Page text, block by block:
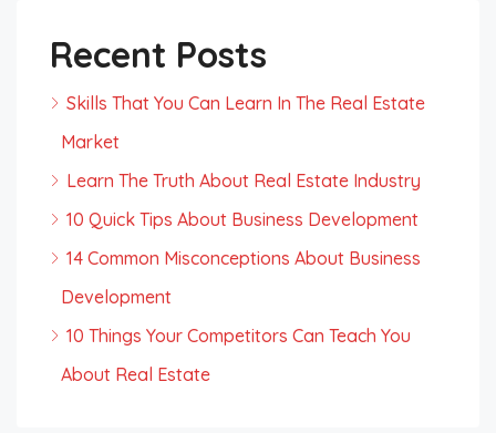
Recent Posts
Skills That You Can Learn In The Real Estate
Market
Learn The Truth About Real Estate Industry
10 Quick Tips About Business Development
14 Common Misconceptions About Business
Development
10 Things Your Competitors Can Teach You
About Real Estate